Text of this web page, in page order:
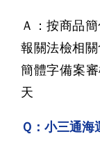
Ａ：按商品
報關法檢相
簡體字備案
天
Ｑ：小三通海